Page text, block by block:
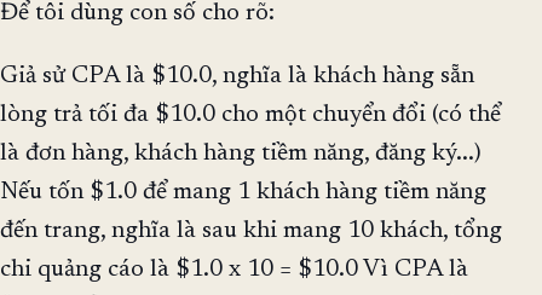
Để tôi dùng con số cho rõ:
Giả sử CPA là $10.0, nghĩa là khách hàng sẵn
lòng trả tối đa $10.0 cho một chuyển đổi (có thể
là đơn hàng, khách hàng tiềm năng, đăng ký...)
Nếu tốn $1.0 để mang 1 khách hàng tiềm năng
đến trang, nghĩa là sau khi mang 10 khách, tổng
chi quảng cáo là $1.0 x 10 = $10.0 Vì CPA là